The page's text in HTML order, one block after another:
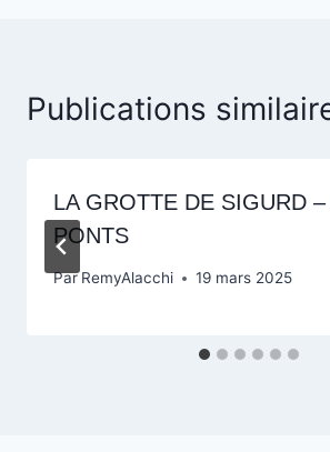
Publications
LA GROTTE DE SIGURD
PONTS
Par RemyAlacchi 19 mars 2025